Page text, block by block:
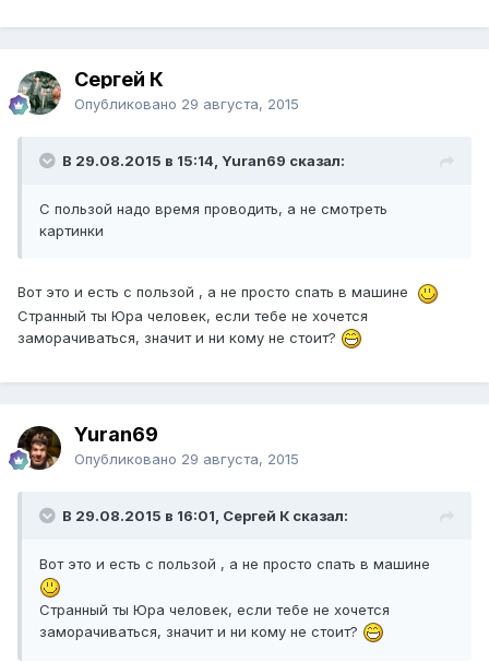
Сергей К
Опубликовано 29 августа, 2015
В 29.08.2015 в 15:14, Yuran69 сказал:
С пользой надо время проводить, а не смотреть
картинки
Вот это и есть с пользой , а не просто спать в машине
Странный ты Юра человек, если тебе не хочется
заморачиваться, значит и ни кому не стоит?
Yuran69
Опубликовано 29 августа, 2015
В 29.08.2015 в 16:01, Сергей К сказал:
Вот это и есть с пользой , а не просто спать в машине
Странный ты Юра человек, если тебе не хочется
заморачиваться, значит и ни кому не стоит?